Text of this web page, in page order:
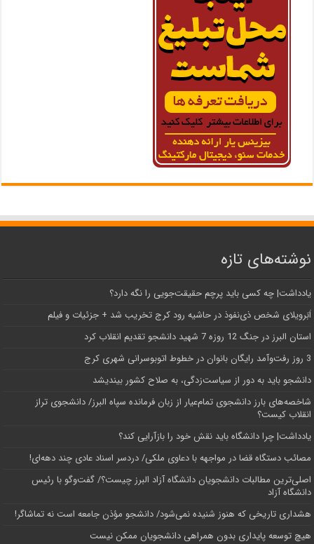
نوشته‌های تازه
یادداشت| ‌چه کسی باید پرچم حقیقت‌جویی را نگه دارد؟
اَبَر‌ویلای شخص ذی‌نفوذ در حاشیه‌ رود کرج تخریب شد + جزئیات و فیلم
استان البرز در جنگ 12 روزه 7 شهید دانشجو تقدیم انقلاب کرد
3 روز رفت‌وآمد رایگان بانوان در خطوط اتوبوسرانی شهری کرج
دانشجو باید به دور از سیاست‌زدگی، به صلاح کشور بیندیشد
شاخصه‌های بارز دانشجوی تمام‌عیار از زبان فرمانده سپاه البرز/ دانشجوی تراز
انقلاب کیست؟
یادداشت| چرا دانشگاه باید نقش خود را بازآرایی کند؟
مصائب دستگاه قضا در مواجهه با دعاوی ملکی/ دردسر اسناد عادی چند‌ دهه‌ای!
اصلی‌ترین مطالبات دانشجویان دانشگاه آزاد البرز چیست؟/ گفت‌وگو با رئیس
دانشگاه آز‌اد
هشداری تاریخی که هنوز شنیده نمی‌شود/ دانشجو مؤذن جامعه است نه تماشاگر!
هیچ توسعه پایداری بدون همراهی دانشجویان ممکن نیست